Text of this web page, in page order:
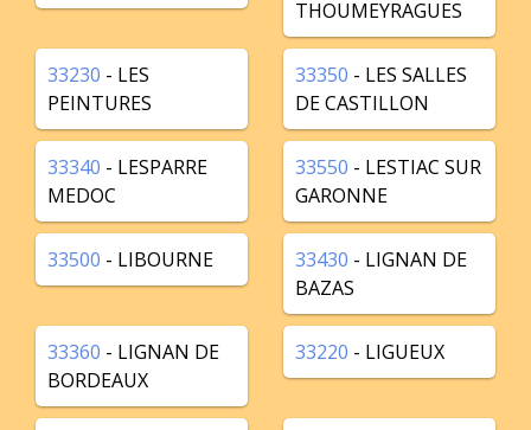
THOUMEYRAGUES
33230 - LES
PEINTURES
33350 - LES SALLES
DE CASTILLON
33340 - LESPARRE
MEDOC
33550 - LESTIAC SUR
GARONNE
33500 - LIBOURNE 33430 - LIGNAN DE
BAZAS
33360 - LIGNAN DE
BORDEAUX
33220 - LIGUEUX